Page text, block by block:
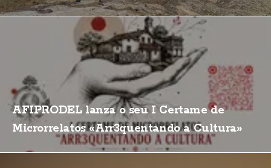
AFIPRODEL lanza o seu I Certame de
Microrrelatos «Arr3quentando a Cultura»